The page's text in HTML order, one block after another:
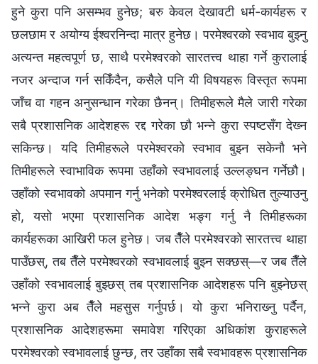
हुने कुरा पनि असम्भव हुनेछ; बरु केवल देखावटी धर्म-कार्यहरू र
छलछाम र अयोग्य ईश्‍वरनिन्दा मात्र हुनेछ। परमेश्‍वरको स्वभाव बुझ्‍नु
अत्यन्त महत्वपूर्ण छ, साथै परमेश्‍वरको सारतत्त्व थाहा गर्ने कुरालाई
नजर अन्दाज गर्न सकिँदैन, कसैले पनि यी विषयहरू विस्तृत रूपमा
जाँच वा गहन अनुसन्धान गरेका छैनन्। तिमीहरूले मैले जारी गरेका
सबै प्रशासनिक आदेशहरू रद्द गरेका छौ भन्‍ने कुरा स्पष्‍टसँग देख्‍न
सकिन्छ। यदि तिमीहरूले परमेश्‍वरको स्वभाव बुझ्‍न सकेनौ भने
तिमीहरूले स्वाभाविक रूपमा उहाँको स्वभावलाई उल्‍लङ्घन गर्नेछौ।
उहाँको स्वभावको अपमान गर्नु भनेको परमेश्‍वरलाई क्रोधित तुल्याउनु
हो, यसो भएमा प्रशासनिक आदेश भङ्ग गर्नु नै तिमीहरूका
कार्यहरूका आखिरी फल हुनेछ। जब तैँले परमेश्‍वरको सारतत्त्व थाहा
पाउँछस्, तब तैँले परमेश्‍वरको स्वभावलाई बुझ्‍न सक्छस्—र जब तैँले
उहाँको स्वभावलाई बुझ्छस् तब प्रशासनिक आदेशहरू पनि बुझ्नेछस्
भन्‍ने कुरा अब तैँले महसुस गर्नुपर्छ। यो कुरा भनिराख्‍नु पर्दैन,
प्रशासनिक आदेशहरूमा समावेश गरिएका अधिकांश कुराहरूले
परमेश्‍वरको स्वभावलाई छुन्छ, तर उहाँका सबै स्वभावहरू प्रशासनिक